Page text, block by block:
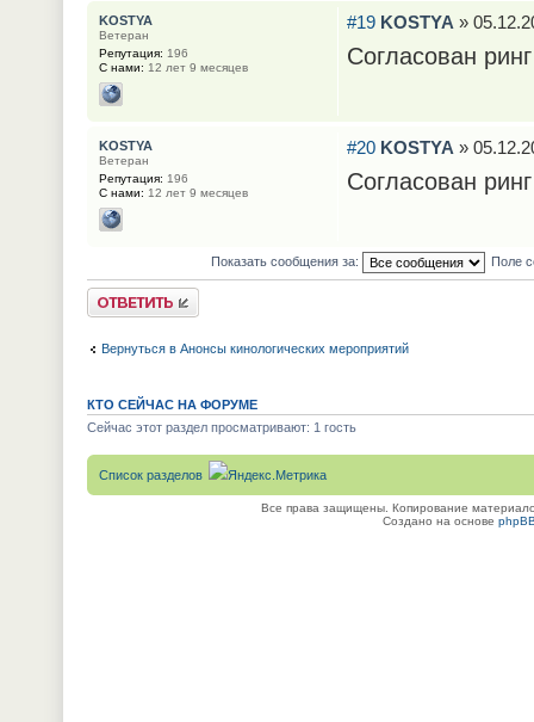
#19 KOSTYA »
Согласован
KOSTYA
Ветеран
Репутация: 196
С нами: 12 лет 9 месяцев
#20 KOSTYA »
Согласован
KOSTYA
Ветеран
Репутация: 196
С нами: 12 лет 9 месяцев
Показать сообщения за: Поле
Ответить
Вернуться в Анонсы кинологических мероприятий
КТО СЕЙЧАС НА ФОРУМЕ
Сейчас этот раздел просматривают: 1 гость
Список разделов
Все права защищены. Копирование
Создано на основе